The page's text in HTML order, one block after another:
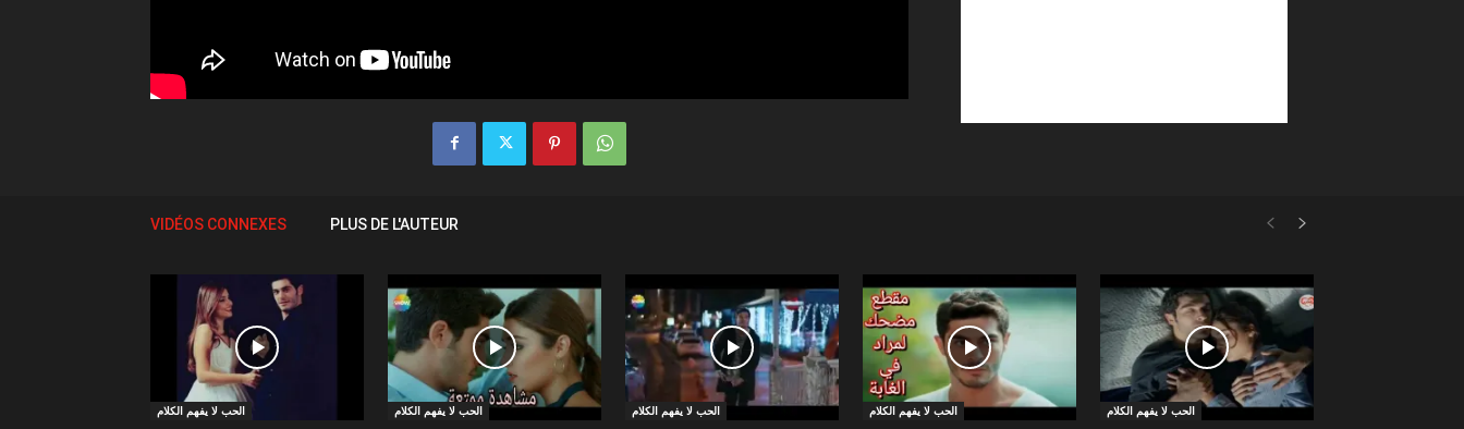
VIDÉOS CONNEXES PLUS DE L'AUTEUR
الحب لا يفهم الكلام الحب لا يفهم الكلام الحب لا يفهم الكلام الحب لا يفهم الكلام الحب لا يفهم الكلام